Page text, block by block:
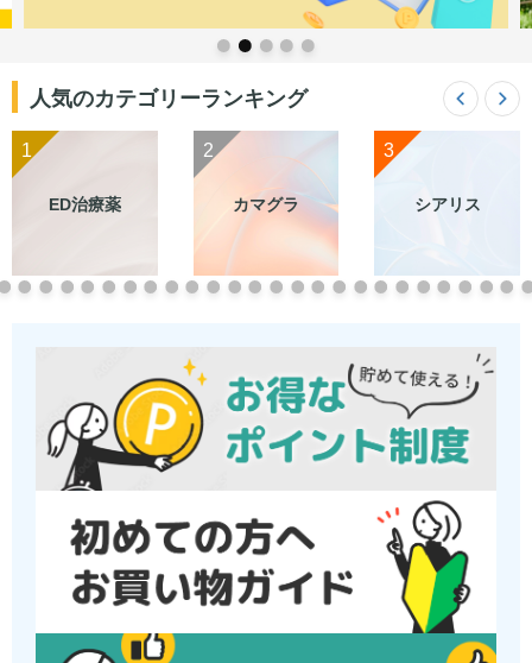
人気のカテゴリーランキング
1
ED治療薬
2
カマグラ
3
シアリス